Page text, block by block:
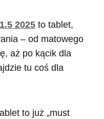
2025 to tablet,
– od matowego
aż po kącik dla
tu coś dla
to już „must